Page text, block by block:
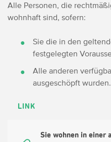
Alle Personen, die
wohnhaft sind, sofern:
Sie die in den
festgelegten
Alle anderen
ausgeschöpft wurden.
LINK
Sie wohnen in einer